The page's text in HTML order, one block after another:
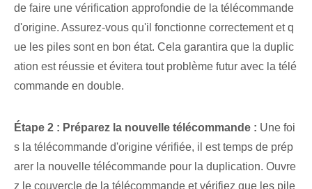
de faire une vérification approfondie de la télécommande
d'origine. Assurez-vous qu'il fonctionne correctement et q
ue les piles⁢ sont en bon état. ⁣Cela garantira que la duplic
ation est réussie et⁢ évitera tout problème futur avec la télé
commande en double.
Étape 2 : Préparez la nouvelle télécommande : Une foi
s la télécommande d'origine vérifiée, il est temps de prép
arer la nouvelle télécommande pour la duplication. Ouvre
z le couvercle de la télécommande et vérifiez que les pile